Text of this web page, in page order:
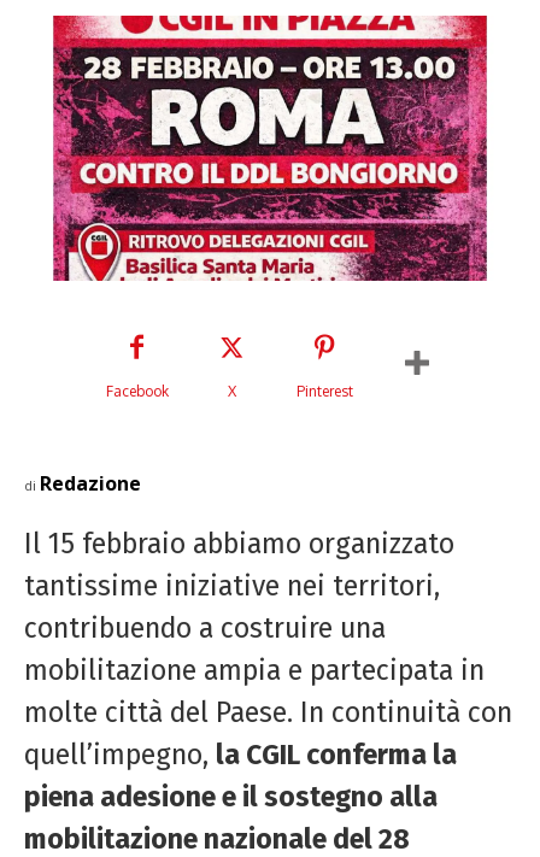
Facebook X Pinterest
di Redazione
Il 15 febbraio abbiamo organizzato
tantissime iniziative nei territori,
contribuendo a costruire una
mobilitazione ampia e partecipata in
molte città del Paese. In continuità con
quell’impegno, la CGIL conferma la
piena adesione e il sostegno alla
mobilitazione nazionale del 28